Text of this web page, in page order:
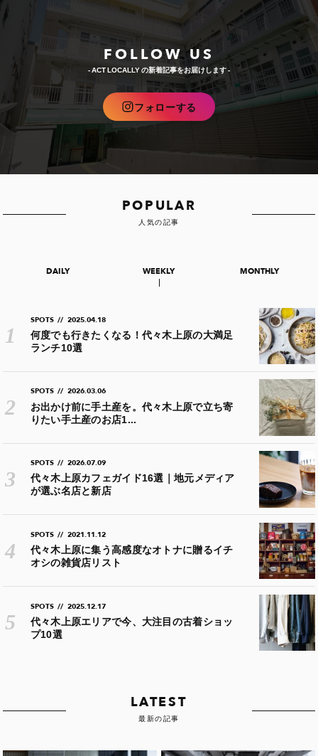
FOLLOW US
- ACT LOCALLY の新着記事をお届けします -
フォローする
POPULAR
人気の記事
DAILY WEEKLY MONTHLY
SPOTS // 2025.04.18
何度でも行きたくなる！代々木上原の大満足
ランチ10選
SPOTS // 2026.03.06
お出かけ前に手土産を。代々木上原で立ち寄
りたい手土産のお店1...
SPOTS // 2026.07.09
代々木上原カフェガイド16選｜地元メディア
が選ぶ名店と新店
SPOTS // 2021.11.12
代々木上原に集う高感度なオトナに贈るイチ
オシの雑貨店リスト
SPOTS // 2025.12.17
代々木上原エリアで今、大注目の古着ショッ
プ10選
LATEST
最新の記事